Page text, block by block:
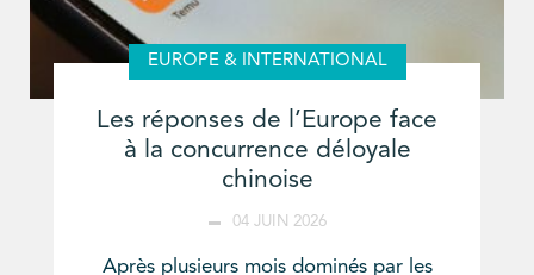
EUROPE & INTERNATIONAL
Les réponses de l’Europe face
à la concurrence déloyale
chinoise
04 JUIN 2026
Après plusieurs mois dominés par les